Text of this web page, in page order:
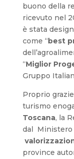
buono della
ricevuto nel
è stata
come “ best
“Miglior
Gruppo
Proprio grazie
turismo
Toscana, la
dal Ministero
province